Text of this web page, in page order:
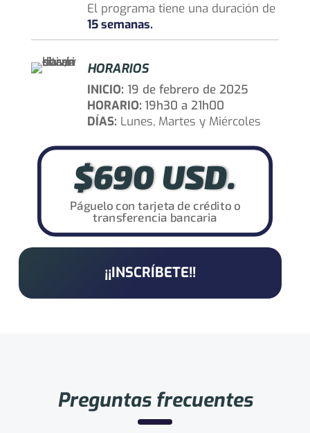
El programa tiene una duración de
15 semanas.
HORARIOS
INICIO: 19 de febrero de 2025
HORARIO: 19h30 a 21h00
DÍAS: Lunes, Martes y Miércoles
$690 USD.
Páguelo con tarjeta de crédito o
transferencia bancaria
¡¡INSCRÍBETE!!
Preguntas frecuentes